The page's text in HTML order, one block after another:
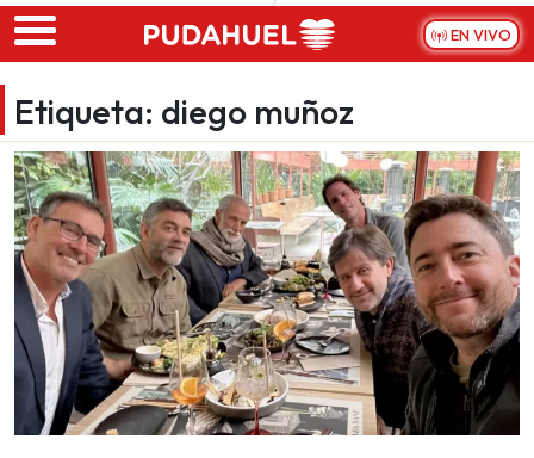
Skip to main content
EN VIVO
Etiqueta: diego muñoz